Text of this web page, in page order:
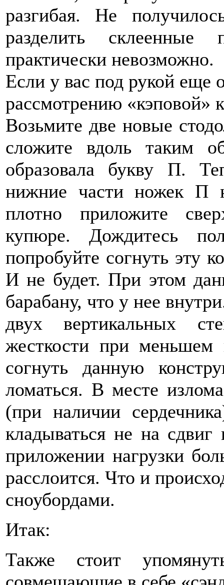
разгибая. Не
разделить
практически невозможно.
Если у вас под рукой еще
рассмотрению «кэповой»
Возьмите две новые
сложите вдоль таким
образовала букву П.
нижние части ножек П
плотно приложите
купюре. Дождитесь
попробуйте согнуть эту
И не будет. При этом
барабану, что у нее
двух вертикальных
жесткости при меньшем
согнуть данную
ломаться. В месте
(при наличии
кладываться не на
приложении нагрузки
расслоится. Что и
сноубордами.
Итак:
Также стоит